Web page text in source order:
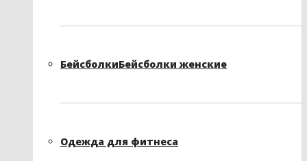
БейсболкиБейсболки женские
Одежда для фитнеса